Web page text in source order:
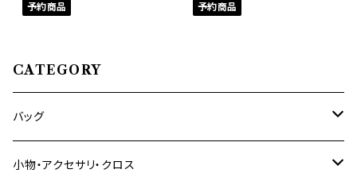
stery
予約商品
A Mastery
予約商品
CATEGORY
バッグ
ショルダーバッグ
小物・アクセサリ・クロス